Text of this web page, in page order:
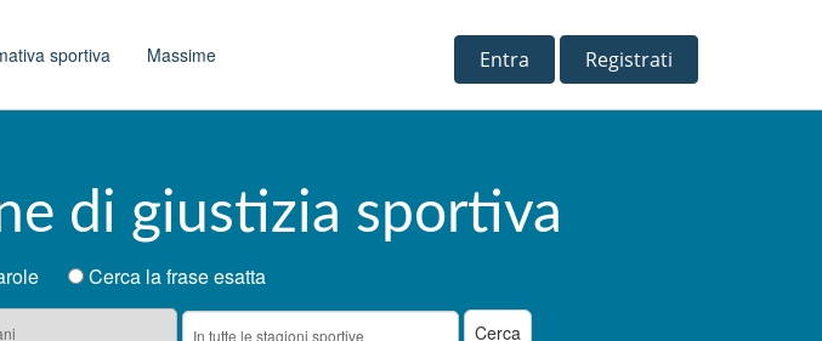
sportiva Massime Entra Registrati
di giustizia sportiva
Cerca la frase esatta